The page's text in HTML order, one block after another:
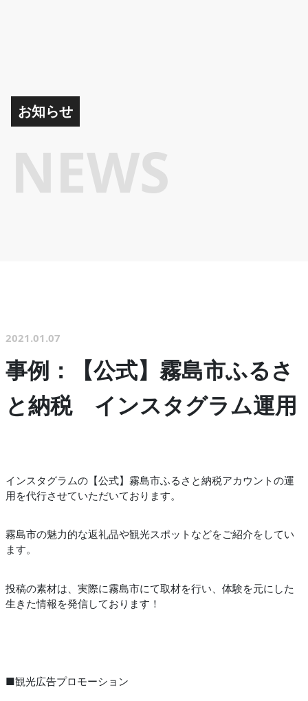
お知らせ
NEWS
2021.01.07
事例：【公式】霧島市ふるさ
と納税 インスタグラム運用
インスタグラムの【公式】霧島市ふるさと納税アカウントの運
用を代行させていただいております。
霧島市の魅力的な返礼品や観光スポットなどをご紹介をしてい
ます。
投稿の素材は、実際に霧島市にて取材を行い、体験を元にした
生きた情報を発信しております！
■観光広告プロモーション